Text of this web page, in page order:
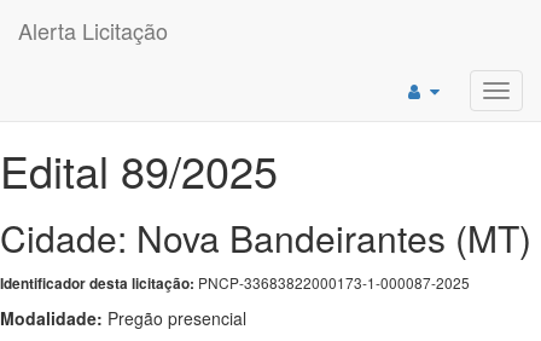
Alerta Licitação
Edital 89/2025
Cidade: Nova Bandeirantes (MT)
Identificador desta licitação: PNCP-33683822000173-1-000087-2025
Modalidade: Pregão presencial